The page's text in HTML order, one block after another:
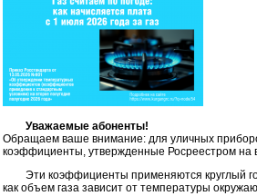
Уважаемые абоненты!
Обращаем ваше внимание: для уличных
коэффициенты, утвержденные Росреестром на
Эти коэффициенты применяются круглый
как объем газа зависит от температуры